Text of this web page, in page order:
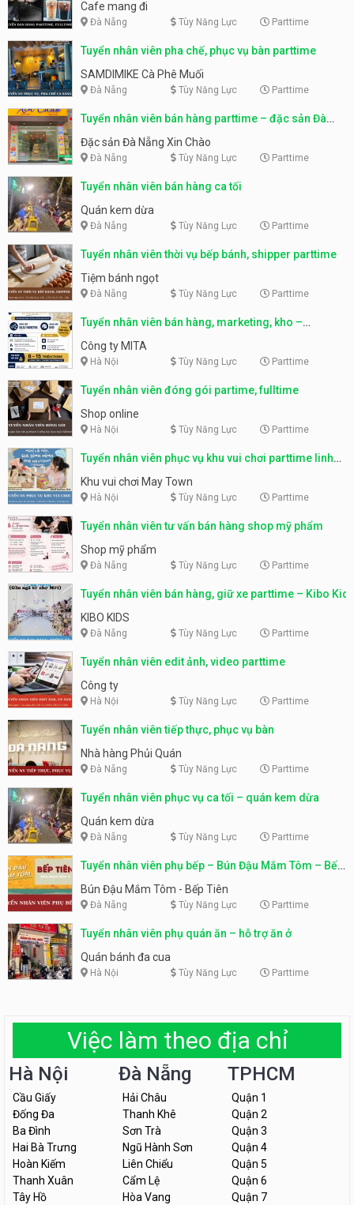
Cafe mang đi
Đà Nẵng Tùy Năng Lực Parttime
Tuyển nhân viên pha chế, phục vụ bàn parttime
SAMDIMIKE Cà Phê Muối
Đà Nẵng Tùy Năng Lực Parttime
Tuyển nhân viên bán hàng parttime – đặc sản Đà
Nẵng
Đặc sản Đà Nẵng Xin Chào
Đà Nẵng Tùy Năng Lực Parttime
Tuyển nhân viên bán hàng ca tối
Quán kem dừa
Đà Nẵng Tùy Năng Lực Parttime
Tuyển nhân viên thời vụ bếp bánh, shipper parttime
Tiệm bánh ngọt
Đà Nẵng Tùy Năng Lực Parttime
Tuyển nhân viên bán hàng, marketing, kho –
parttime, fulltime
Công ty MITA
Hà Nội Tùy Năng Lực Parttime
Tuyển nhân viên đóng gói partime, fulltime
Shop online
Hà Nội Tùy Năng Lực Parttime
Tuyển nhân viên phục vụ khu vui chơi parttime linh
động
Khu vui chơi May Town
Hà Nội Tùy Năng Lực Parttime
Tuyển nhân viên tư vấn bán hàng shop mỹ phẩm
Shop mỹ phẩm
Đà Nẵng Tùy Năng Lực Parttime
Tuyển nhân viên bán hàng, giữ xe parttime – Kibo Kid
KIBO KIDS
Đà Nẵng Tùy Năng Lực Parttime
Tuyển nhân viên edit ảnh, video parttime
Công ty
Hà Nội Tùy Năng Lực Parttime
Tuyển nhân viên tiếp thực, phục vụ bàn
Nhà hàng Phủi Quán
Đà Nẵng Tùy Năng Lực Parttime
Tuyển nhân viên phục vụ ca tối – quán kem dừa
Quán kem dừa
Đà Nẵng Tùy Năng Lực Parttime
Tuyển nhân viên phụ bếp – Bún Đậu Mắm Tôm – Bếp
Tiên
Bún Đậu Mắm Tôm - Bếp Tiên
Đà Nẵng Tùy Năng Lực Parttime
Tuyển nhân viên phụ quán ăn – hỗ trợ ăn ở
Quán bánh đa cua
Hà Nội Tùy Năng Lực Parttime
Việc làm theo địa chỉ
Hà Nội
Cầu Giấy
Đống Đa
Ba Đình
Hai Bà Trưng
Hoàn Kiếm
Thanh Xuân
Tây Hồ
Đà Nẵng
Hải Châu
Thanh Khê
Sơn Trà
Ngũ Hành Sơn
Liên Chiểu
Cẩm Lệ
Hòa Vang
TPHCM
Quận 1
Quận 2
Quận 3
Quận 4
Quận 5
Quận 6
Quận 7